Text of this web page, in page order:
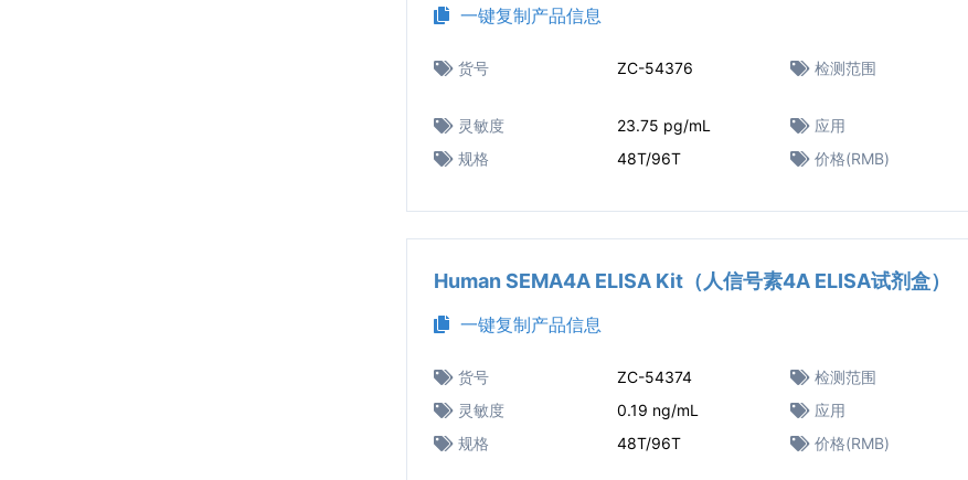
一键复制产品信息
货号 ZC-54376 检测范围
灵敏度
23.75 pg/mL 应用
规格
48T/96T 价格(RMB)
Human SEMA4A ELISA Kit（人信号素4A ELISA试剂盒）
一键复制产品信息
货号 ZC-54374 检测范围
灵敏度
0.19 ng/mL 应用
规格
48T/96T 价格(RMB)